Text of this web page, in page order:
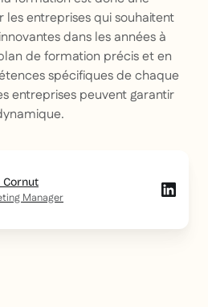
les entreprises qui souhaitent
dans les années à
de formation précis et en
spécifiques de chaque
entreprises peuvent garantir
Cornut
Manager